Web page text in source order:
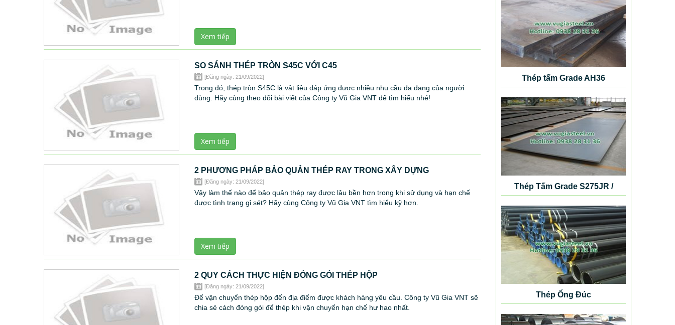
Xem tiếp
SO SÁNH THÉP TRÒN S45C VỚI C45
[Đăng ngày: 21/09/2022]
Trong đó, thép tròn S45C là vật liệu đáp ứng được nhiều nhu cầu đa dạng của người
dùng. Hãy cùng theo dõi bài viết của Công ty Vũ Gia VNT để tìm hiểu nhé!
Xem tiếp
2 PHƯƠNG PHÁP BẢO QUẢN THÉP RAY TRONG XÂY DỰNG
[Đăng ngày: 21/09/2022]
Vậy làm thế nào để bảo quản thép ray được lâu bền hơn trong khi sử dụng và hạn chế
được tình trạng gỉ sét? Hãy cùng Công ty Vũ Gia VNT tìm hiểu kỹ hơn.
Xem tiếp
2 QUY CÁCH THỰC HIỆN ĐÓNG GÓI THÉP HỘP
[Đăng ngày: 21/09/2022]
Để vận chuyển thép hộp đến địa điểm được khách hàng yêu cầu. Công ty Vũ Gia VNT sẽ
chia sẻ cách đóng gói để thép khi vận chuyển hạn chế hư hao nhất.
Thép tấm Grade AH36
Thép Tấm Grade S275JR /
S355K2G4 / S420N / S460NL /
SB410 / SB450 / SM490 / SM520
Thép Ống Đúc